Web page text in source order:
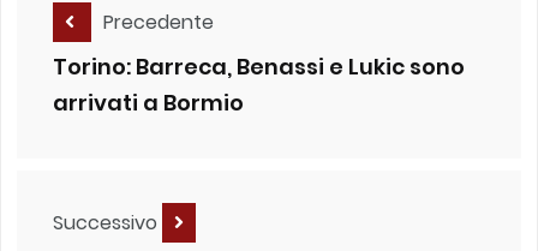
Precedente
Torino: Barreca, Benassi e Lukic sono
arrivati a Bormio
Successivo